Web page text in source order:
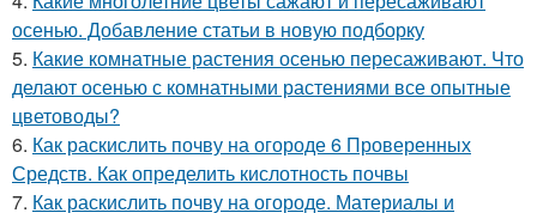
осенью. Добавление статьи в новую подборку
5. Какие комнатные растения осенью пересаживают. Что
делают осенью с комнатными растениями все опытные
цветоводы?
6. Как раскислить почву на огороде 6 Проверенных
Средств. Как определить кислотность почвы
7. Как раскислить почву на огороде. Материалы и